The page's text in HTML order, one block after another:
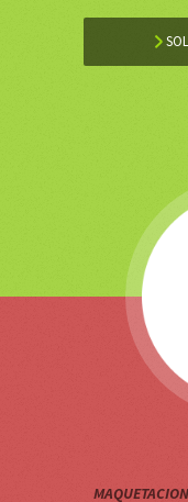
- Maquetación en
Accesibilidad A, AA y